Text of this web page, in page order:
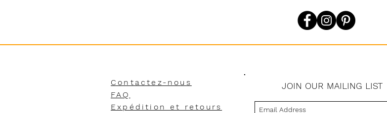
Contactez-nous
FAQ
Expédition et retours
JOIN OUR MAILING LIST